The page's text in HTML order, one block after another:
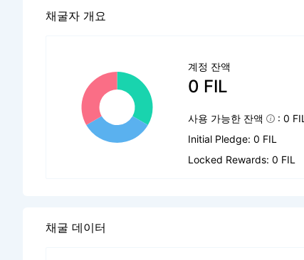
채굴자 개요
계정 잔액
0 FIL
사용 가능한 잔액
: 0 FIL
Initial Pledge: 0 FIL
Locked Rewards: 0 FIL
채굴 데이터